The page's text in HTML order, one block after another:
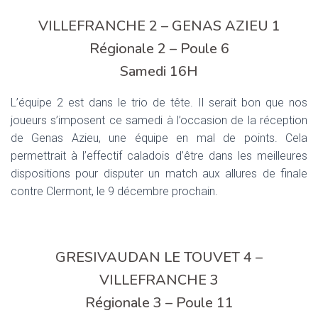
VILLEFRANCHE 2 – GENAS AZIEU 1
Régionale 2 – Poule 6
Samedi 16H
L’équipe 2 est dans le trio de tête. Il serait bon que nos
joueurs s’imposent ce samedi à l’occasion de la réception
de Genas Azieu, une équipe en mal de points. Cela
permettrait à l’effectif caladois d’être dans les meilleures
dispositions pour disputer un match aux allures de finale
contre Clermont, le 9 décembre prochain.
GRESIVAUDAN LE TOUVET 4 –
VILLEFRANCHE 3
Régionale 3 – Poule 11